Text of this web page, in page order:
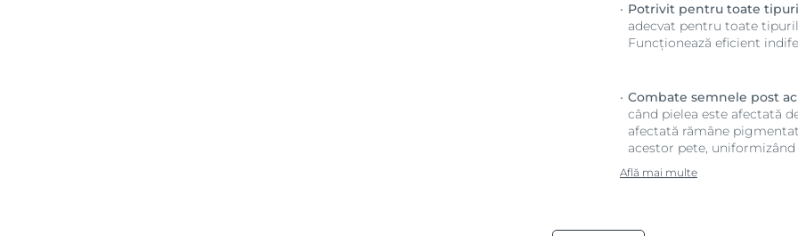
Potrivit pentru toate
adecvat pentru toate
Funcționează eficient
Combate semnele post
când pielea este afectată
afectată rămâne
acestor pete,
Află mai multe